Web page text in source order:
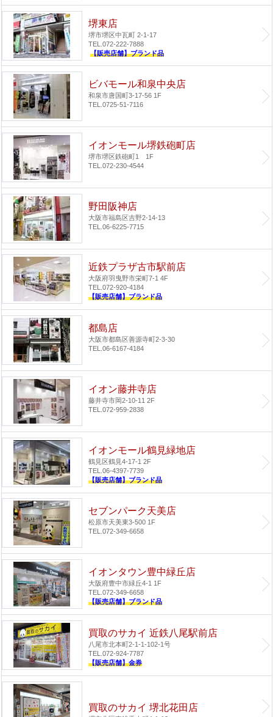
堺東店
堺市堺区中瓦町 2-1-17
TEL.072-222-7888
【販売店舗】ブランド品
ビバモール和泉中央店
和泉市唐国町3-17-56 1F
TEL.0725-51-7116
イオンモール堺鉄砲町店
堺市堺区鉄砲町1 1F
TEL.072-230-4544
野田阪神店
大阪市福島区吉野2-14-13
TEL.06-6225-7715
近鉄プラザ古市駅前店
大阪府羽曳野市栄町7-1 4F
TEL.072-920-4184
【販売店舗】ブランド品
都島店
大阪市都島区善源寺町2-3-30
TEL.06-6167-4184
イオン藤井寺店
藤井寺市岡2-10-11 2F
TEL.072-959-2838
イオンモール鶴見緑地店
鶴見区鶴見4-17-1 2F
TEL.06-4397-7739
【販売店舗】ブランド品
セブンパーク天美店
松原市天美東3-500 1F
TEL.072-349-6658
イオンタウン豊中緑丘店
大阪府豊中市緑丘4-1 1F
TEL.072-349-6658
【販売店舗】ブランド品
買取のサカイ 近鉄八尾駅前店
八尾市北本町2-1-1-102-1号
TEL.072-924-7787
【販売店舗】金券
買取のサカイ 堺北花田店